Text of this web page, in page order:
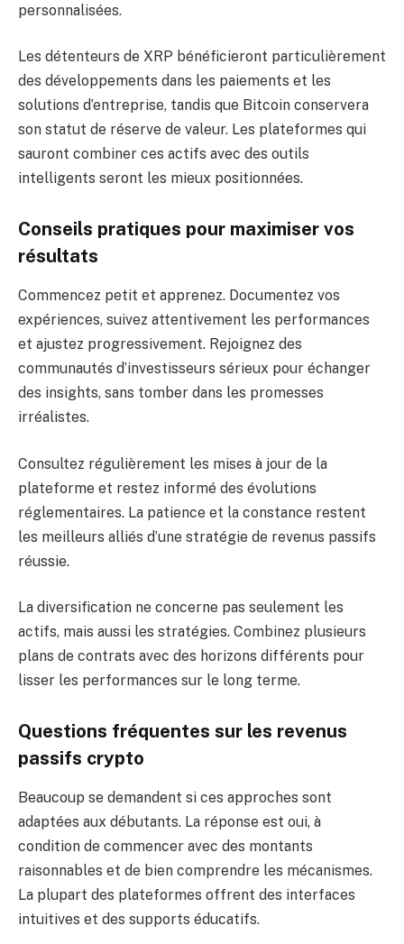
personnalisées.
Les détenteurs de XRP bénéficieront particulièrement
des développements dans les paiements et les
solutions d’entreprise, tandis que Bitcoin conservera
son statut de réserve de valeur. Les plateformes qui
sauront combiner ces actifs avec des outils
intelligents seront les mieux positionnées.
Conseils pratiques pour maximiser vos
résultats
Commencez petit et apprenez. Documentez vos
expériences, suivez attentivement les performances
et ajustez progressivement. Rejoignez des
communautés d’investisseurs sérieux pour échanger
des insights, sans tomber dans les promesses
irréalistes.
Consultez régulièrement les mises à jour de la
plateforme et restez informé des évolutions
réglementaires. La patience et la constance restent
les meilleurs alliés d’une stratégie de revenus passifs
réussie.
La diversification ne concerne pas seulement les
actifs, mais aussi les stratégies. Combinez plusieurs
plans de contrats avec des horizons différents pour
lisser les performances sur le long terme.
Questions fréquentes sur les revenus
passifs crypto
Beaucoup se demandent si ces approches sont
adaptées aux débutants. La réponse est oui, à
condition de commencer avec des montants
raisonnables et de bien comprendre les mécanismes.
La plupart des plateformes offrent des interfaces
intuitives et des supports éducatifs.